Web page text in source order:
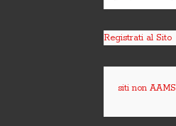
Registrati al Sito
siti non AAMS